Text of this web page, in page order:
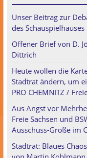
Unser Beitrag zur
des Schauspielhauses
Offener Brief von D.
Dittrich
Heute wollen die
Stadtrat ändern, um
PRO CHEMNITZ /
Aus Angst vor
Freie Sachsen und
Ausschuss-Größe im
Stadtrat: Blaues